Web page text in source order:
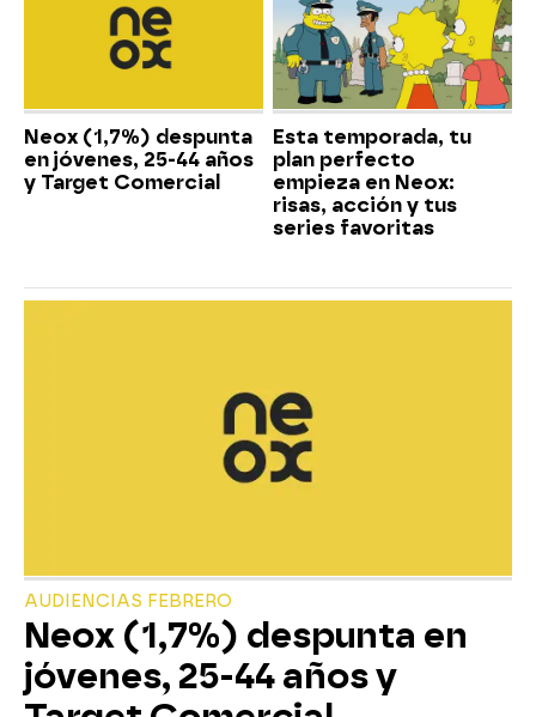
Neox (1,7%) despunta
en jóvenes, 25-44 años
y Target Comercial
Esta temporada, tu
plan perfecto
empieza en Neox:
risas, acción y tus
series favoritas
AUDIENCIAS FEBRERO
Neox (1,7%) despunta en
jóvenes, 25-44 años y